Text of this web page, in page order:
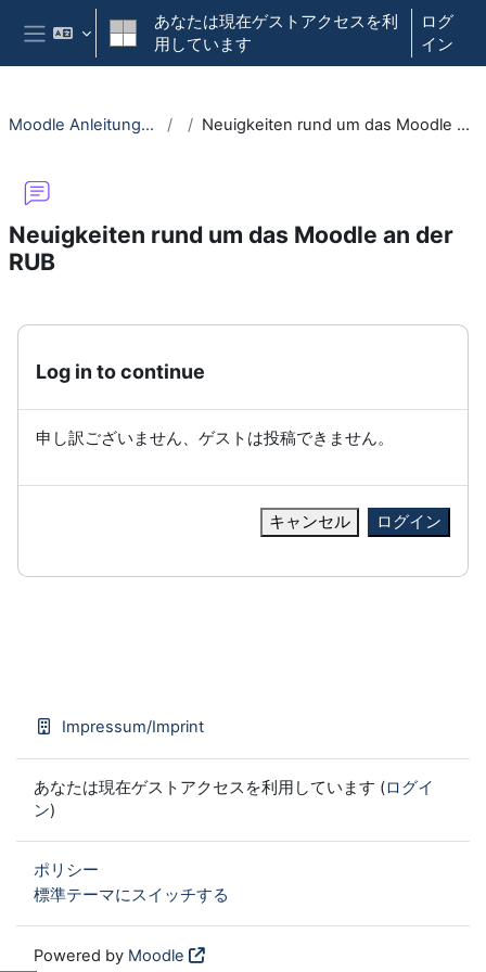
メインコンテンツへスキップする
サイドパネル
あなたは現在ゲストアクセスを利
用しています
ログ
イン
Moodle Anleitungsportal Neuigkeiten rund um das Moodle an der RUB
Neuigkeiten rund um das Moodle an der
RUB
Log in to continue
申し訳ございません、ゲストは投稿できません。
キャンセル ログイン
Impressum/Imprint
あなたは現在ゲストアクセスを利用しています (ログイ
ン)
ポリシー
標準テーマにスイッチする
Powered by Moodle